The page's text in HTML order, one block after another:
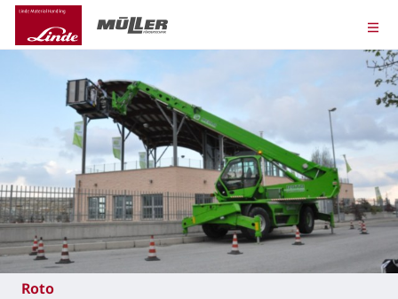
Roto